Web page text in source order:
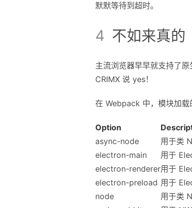
默默等待到超时。
不如来真的
主流浏览器早早就支持了原
CRIMX 说 yes！
在 Webpack 中，模块加载
Option
async-node
用于类
electron-main
用于
electron-renderer用于
electron-preload 用于
node
用于类